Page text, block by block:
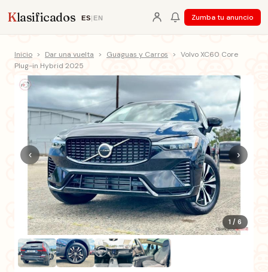
Klasificados ES| EN Zumba tu anuncio
Inicio > Dar una vuelta > Guaguas y Carros > Volvo XC60 Core
Plug-in Hybrid 2025
1 / 6
‹ ›